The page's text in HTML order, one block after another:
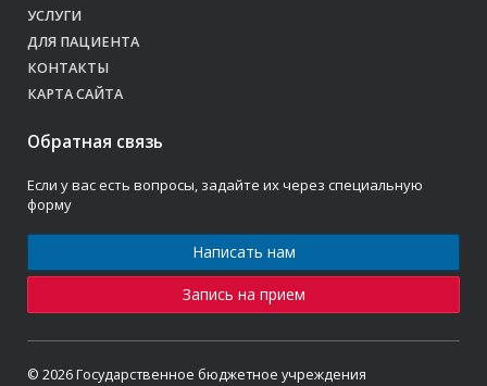
УСЛУГИ
ДЛЯ ПАЦИЕНТА
КОНТАКТЫ
КАРТА САЙТА
Обратная связь
Если у вас есть вопросы, задайте их через специальную
форму
Написать нам
Запись на прием
© 2026 Государственное бюджетное учреждения